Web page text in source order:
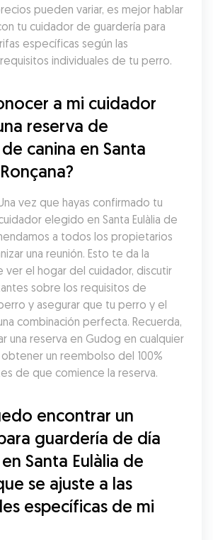
pueden variar, es mejor hablar
tu cuidador de guardería para
específicas según las
individuales de tu perro.
a mi cuidador
reserva de
canina en Santa
vez que hayas confirmado tu
elegido en Santa Eulàlia de
a todos los propietarios
una reunión. Esto te da la
ver el hogar del cuidador, discutir
sobre los requisitos de
y asegurar que tu perro y el
combinación perfecta. Recuerda,
una reserva en Gudog en cualquier
un reembolso del 100%
de que comience la reserva.
encontrar un
guardería de día
Santa Eulàlia de
se ajuste a las
específicas de mi